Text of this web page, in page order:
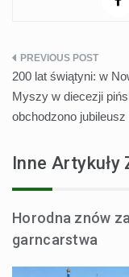
Nawigacja
wpisu
200 lat świątyni: w
Myszy w diecezji
obchodzono jubileusz
Inne Artykuły
Horodna znów
garncarstwa